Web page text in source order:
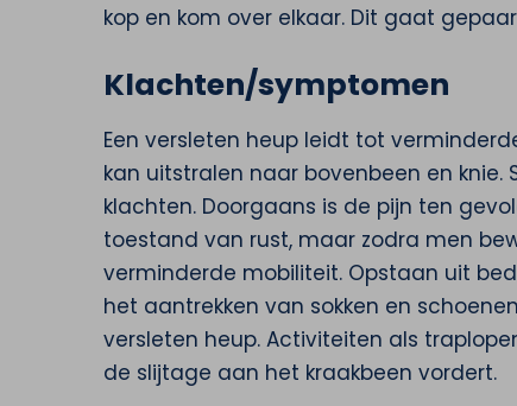
kop en kom over elkaar. Dit gaat
Klachten/symptomen
Een versleten heup leidt tot
kan uitstralen naar bovenbeen en
klachten. Doorgaans is de pijn ten
toestand van rust, maar zodra men
verminderde mobiliteit. Opstaan uit
het aantrekken van sokken en
versleten heup. Activiteiten als
de slijtage aan het kraakbeen vordert.